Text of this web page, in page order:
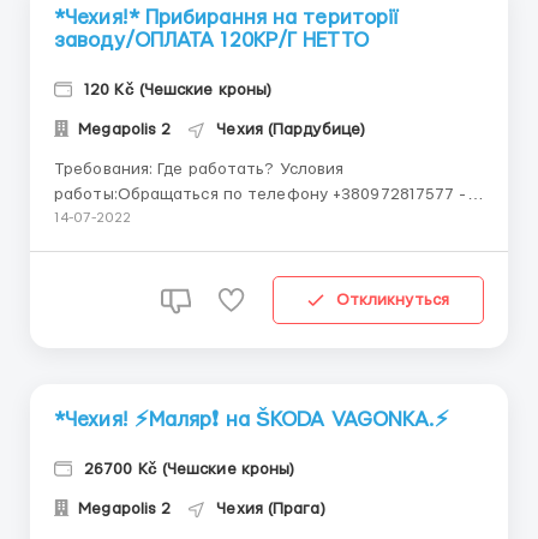
*Чехия!* Прибирання на території
заводу/ОПЛАТА 120КР/Г НЕТТО
120 Kč (Чешские кроны)
Megapolis 2 Чехия (Пардубице)
Требования: Где работать? Условия
работы:Обращаться по телефону +380972817577 -
viber, telegram, whatsapp *Чехия!* Прибирання на
работи: - прибирання: підміт...
14-07-2022
Откликнуться
*Чехия! ⚡️Маляр❗️ на ŠKODA VAGONKA.⚡️
26700 Kč (Чешские кроны)
Megapolis 2 Чехия (Прага)